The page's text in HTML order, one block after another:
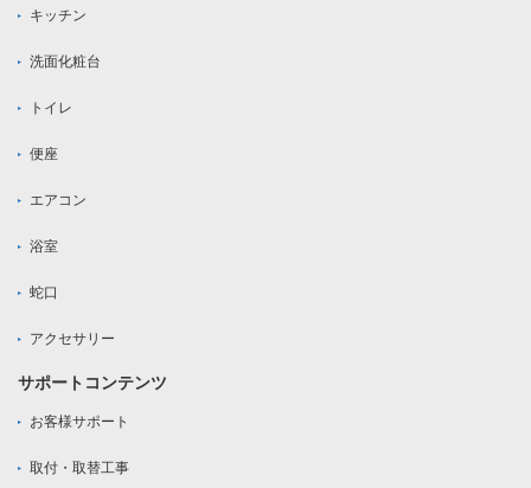
キッチン
洗面化粧台
トイレ
便座
エアコン
浴室
蛇口
アクセサリー
サポートコンテンツ
お客様サポート
取付・取替工事